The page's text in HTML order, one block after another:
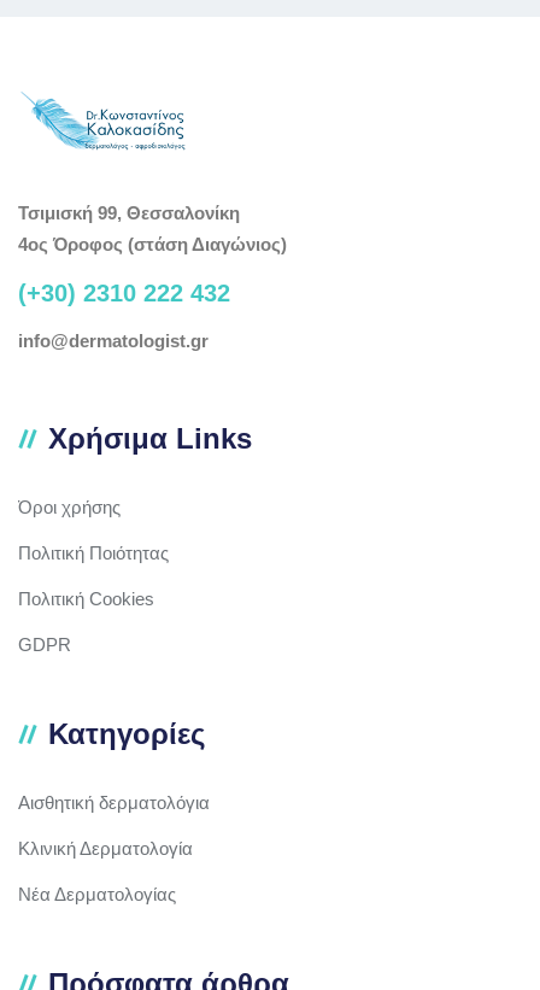
Τσιμισκή 99, Θεσσαλονίκη
4ος Όροφος (στάση Διαγώνιος)
(+30) 2310 222 432
info@dermatologist.gr
Χρήσιμα Links
Όροι χρήσης
Πολιτική Ποιότητας
Πολιτική Cookies
GDPR
Κατηγορίες
Αισθητική δερματολόγια
Κλινική Δερματολογία
Νέα Δερματολογίας
Πρόσφατα άρθρα